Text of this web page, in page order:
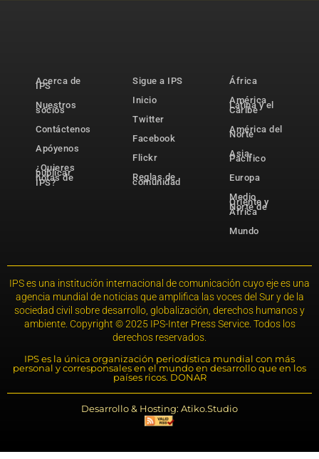
Acerca de
IPS
Nuestros
socios
Contáctenos
Apóyenos
¿Quieres
publicar
notas de
IPS?
Sigue a IPS
Inicio
Twitter
Facebook
Flickr
Reglas de
comunidad
África
América
Latina y el
Caribe
América del
Norte
Asia-
Pacífico
Europa
Medio
Oriente y
Norte de
África
Mundo
IPS es una institución internacional de comunicación cuyo eje es una
agencia mundial de noticias que amplifica las voces del Sur y de la
sociedad civil sobre desarrollo, globalización, derechos humanos y
ambiente. Copyright © 2025 IPS-Inter Press Service. Todos los
derechos reservados.
IPS es la única organización periodística mundial con más
personal y corresponsales en el mundo en desarrollo que en los
países ricos. DONAR
Desarrollo & Hosting: Atiko.Studio